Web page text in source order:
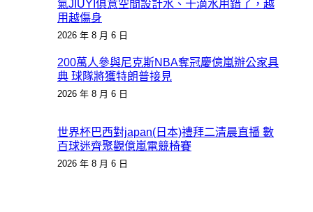
氣JIUYI俱意空間設計水、十滴水用錯了，越
用越傷身
2026 年 8 月 6 日
200萬人參與尼克斯NBA奪冠慶億嵐辦公家具
典 球隊將獲特朗普接見
2026 年 8 月 6 日
世界杯巴西對japan(日本)禮拜二清晨直播 數
百球迷齊聚觀億嵐電競椅賽
2026 年 8 月 6 日